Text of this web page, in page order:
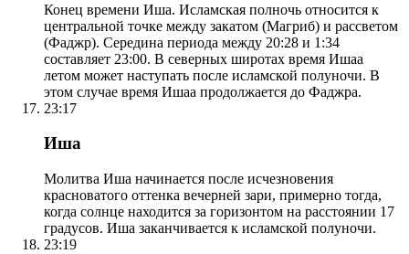
Конец времени Иша. Исламская полночь относится к
центральной точке между закатом (Магриб) и рассветом
(Фаджр). Середина периода между 20:28 и 1:34
составляет 23:00. В северных широтах время Ишаа
летом может наступать после исламской полуночи. В
этом случае время Ишаа продолжается до Фаджра.
23:17
Иша
Молитва Иша начинается после исчезновения
красноватого оттенка вечерней зари, примерно тогда,
когда солнце находится за горизонтом на расстоянии 17
градусов. Иша заканчивается к исламской полуночи.
23:19